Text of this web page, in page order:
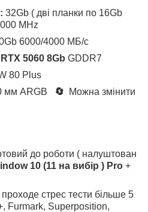
32Gb ( дві планки по 16Gb
MHz
6000/4000 МБ/с
RTX 5060 8Gb GDDR7
80 Plus
мм ARGB 🔄
Можна змінити
до роботи ( налуштован
10 (11 на вибір ) Pro +
стрес тести більше 5
Furmark, Superposition,